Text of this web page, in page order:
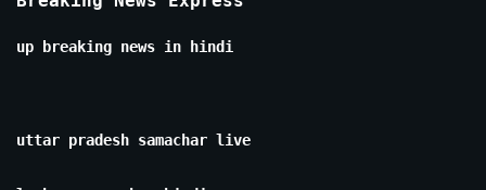
up breaking news in hindi
uttar pradesh samachar live